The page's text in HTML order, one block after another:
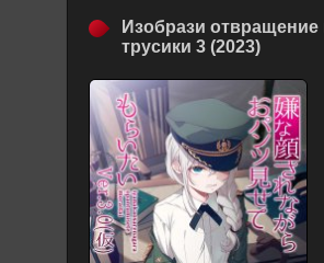
Изобрази
трусики 3 (2023)